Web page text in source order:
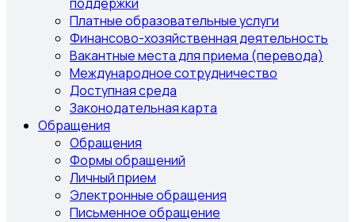
Платные образовательные услуги
Финансово-хозяйственная деятельность
Вакантные места для приема (перевода)
Международное сотрудничество
Доступная среда
Законодательная карта
Обращения
Обращения
Формы обращений
Личный прием
Электронные обращения
Письменное обращение